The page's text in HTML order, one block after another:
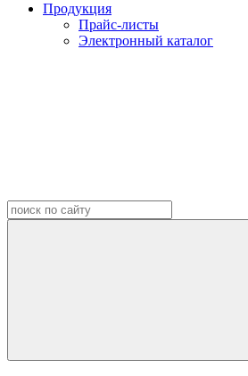
Продукция
Прайс-листы
Электронный каталог